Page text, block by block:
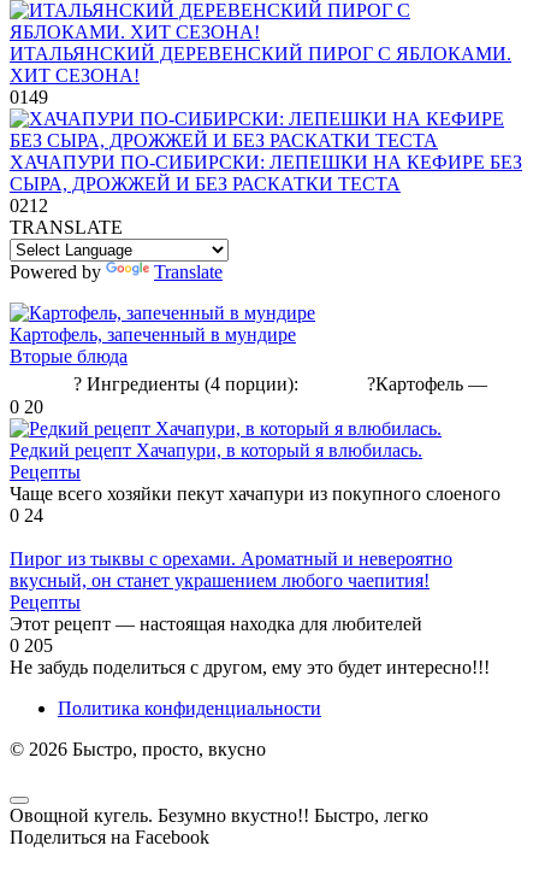
ИТАЛЬЯНСКИЙ ДЕРЕВЕНСКИЙ ПИРОГ С ЯБЛОКАМИ.
ХИТ СЕЗОНА!
0149
ХАЧАПУРИ ПО-СИБИРСКИ: ЛЕПЕШКИ НА КЕФИРЕ БЕЗ
СЫРА, ДРОЖЖЕЙ И БЕЗ РАСКАТКИ ТЕСТА
0212
TRANSLATE
Powered by Translate
Картофель, запеченный в мундире
Вторые блюда
ᅠ ᅠ ᅠ? Ингредиенты (4 порции): ᅠ ᅠ ᅠ?Картофель —
0 20
Редкий рецепт Хачапури, в который я влюбилась.
Рецепты
Чаще всего хозяйки пекут хачапури из покупного слоеного
0 24
Пирог из тыквы с орехами. Ароматный и невероятно
вкусный, он станет украшением любого чаепития!
Рецепты
Этот рецепт — настоящая находка для любителей
0 205
Не забудь поделиться с другом, ему это будет интересно!!!
Политика конфиденциальности
© 2026 Быстро, просто, вкусно
Овощной кугель. Безумно вкустнo!! Быстро, легко
Поделиться на Facebook